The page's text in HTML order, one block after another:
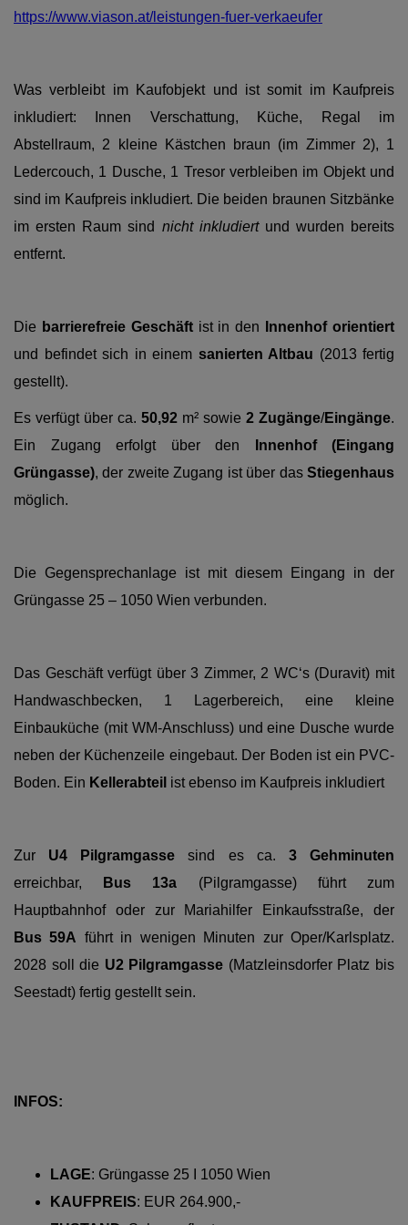
https://www.viason.at/leistungen-fuer-verkaeufer
Was verbleibt im Kaufobjekt und ist somit im Kaufpreis
inkludiert: Innen Verschattung, Küche, Regal im
Abstellraum, 2 kleine Kästchen braun (im Zimmer 2), 1
Ledercouch, 1 Dusche, 1 Tresor verbleiben im Objekt und
sind im Kaufpreis inkludiert. Die beiden braunen Sitzbänke
im ersten Raum sind nicht inkludiertund wurden bereits
entfernt.
Die barrierefreie Geschäft ist in den
Innenhof orientiert
und befindet sich in einem sanierten Altbau (2013 fertig
gestellt).
Es verfügt über ca. 50,92 m² sowie 2 Zugänge/Eingänge.
Ein Zugang erfolgt über den
Innenhof (Eingang
Grüngasse), der zweite Zugang ist über das Stiegenhaus
möglich.
Die Gegensprechanlage ist mit diesem Eingang in der
Grüngasse 25 – 1050 Wien verbunden.
Das Geschäft verfügt über 3 Zimmer, 2 WC‘s (Duravit) mit
Handwaschbecken, 1 Lagerbereich, eine kleine
Einbauküche (mit WM-Anschluss) und eine Dusche wurde
neben der Küchenzeile eingebaut. Der Boden ist ein PVC-
Boden. Ein Kellerabteil ist ebenso im Kaufpreis inkludiert
Zur U4 Pilgramgasse sind es ca. 3 Gehminuten
erreichbar,
Bus 13a (Pilgramgasse) führt zum
Hauptbahnhof oder zur Mariahilfer Einkaufsstraße, der
Bus 59A führt in wenigen Minuten zur Oper/Karlsplatz.
2028 soll die U2 Pilgramgasse (Matzleinsdorfer Platz bis
Seestadt) fertig gestellt sein.
INFOS:
LAGE: Grüngasse 25 I 1050 Wien
KAUFPREIS: EUR 264.900,-